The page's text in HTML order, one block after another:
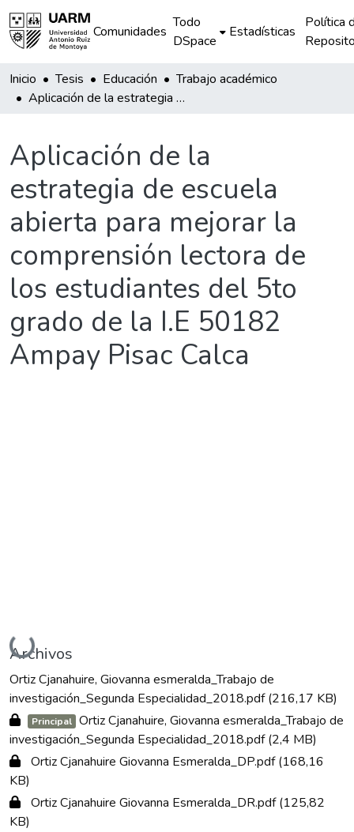
Comunidades
Todo
DSpace
Estadísticas
Política
Inicio Tesis Educación
Trabajo académico
Aplicación de la estrategia de escuela abierta para mejorar la comprensión lectora de los estudiantes del 5to grado de la I.E 50182 Ampay Pisac Calca
Aplicación de la
estrategia de escuela
abierta para mejorar la
comprensión lectora de
los estudiantes del 5to
grado de la I.E 50182
Ampay Pisac Calca
Cargando...
Archivos
Ortiz Cjanahuire, Giovanna esmeralda_Trabajo de
investigación_Segunda Especialidad_2018.pdf(216,17 KB)
Principal Ortiz Cjanahuire, Giovanna esmeralda_Trabajo de
investigación_Segunda Especialidad_2018.pdf(2,4 MB)
Ortiz Cjanahuire Giovanna Esmeralda_DP.pdf(168,16
KB)
Ortiz Cjanahuire Giovanna Esmeralda_DR.pdf(125,82
KB)